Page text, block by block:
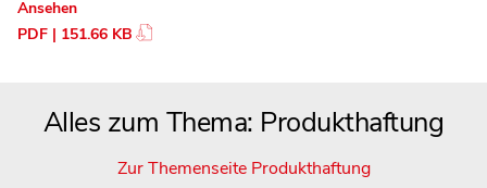
Ansehen
PDF | 151.66 KB
Alles zum Thema: Produkthaftung
Zur Themenseite Produkthaftung